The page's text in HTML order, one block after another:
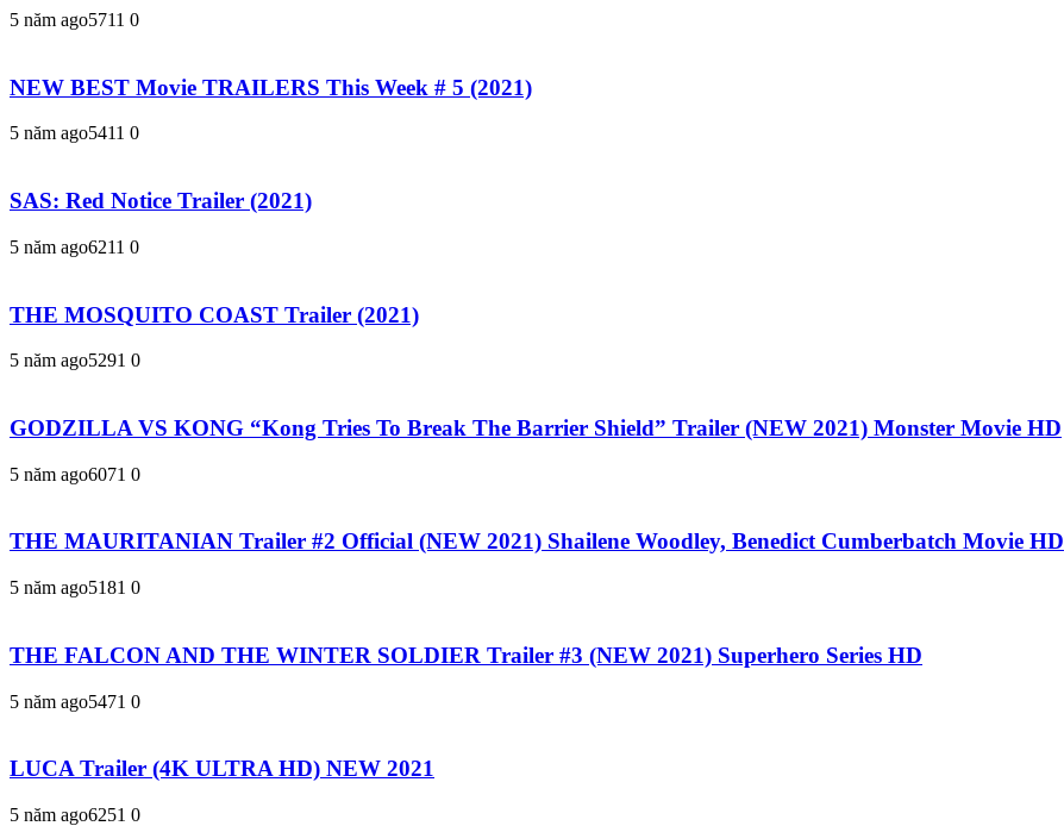
5 năm ago5711 0
NEW BEST Movie TRAILERS This Week # 5 (2021)
5 năm ago5411 0
SAS: Red Notice Trailer (2021)
5 năm ago6211 0
THE MOSQUITO COAST Trailer (2021)
5 năm ago5291 0
GODZILLA VS KONG “Kong Tries To Break The Barrier Shield” Trailer (NEW 2021) Monster Movie HD
5 năm ago6071 0
THE MAURITANIAN Trailer #2 Official (NEW 2021) Shailene Woodley, Benedict Cumberbatch Movie HD
5 năm ago5181 0
THE FALCON AND THE WINTER SOLDIER Trailer #3 (NEW 2021) Superhero Series HD
5 năm ago5471 0
LUCA Trailer (4K ULTRA HD) NEW 2021
5 năm ago6251 0